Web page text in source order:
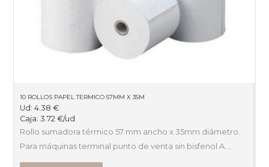
10 ROLLOS PAPEL TERMICO 57MM X 35M
Ud:4.38€
Caja:3.72€/ud
Rollo sumadora térmico 57 mm ancho x 35mm diámetro.
Para máquinas terminal punto de venta sin bisfenol A.…